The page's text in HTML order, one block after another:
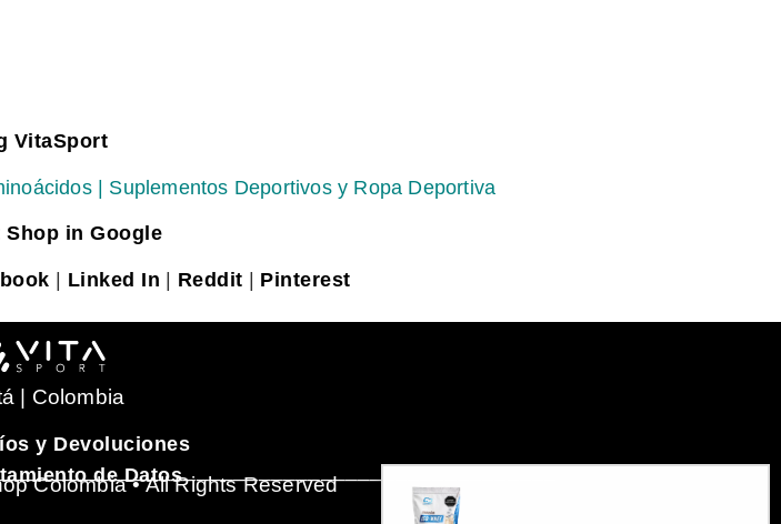
VitaSport
| Suplementos Deportivos y Ropa Deportiva
Shop in Google
| Linked In | Reddit | Pinterest
| Colombia
y Devoluciones
de Datos
Colombia • All Rights Reserved